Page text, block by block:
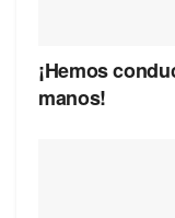
¡Hemos
manos!